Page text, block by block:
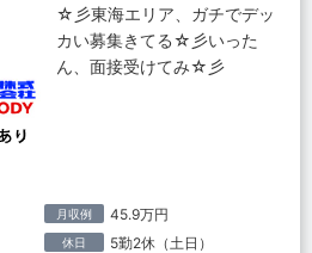
☆彡東海エリア、ガチでデッ
カい募集きてる☆彡いった
ん、面接受けてみ☆彡
月収例 45.9万円
休日 5勤2休（土日）